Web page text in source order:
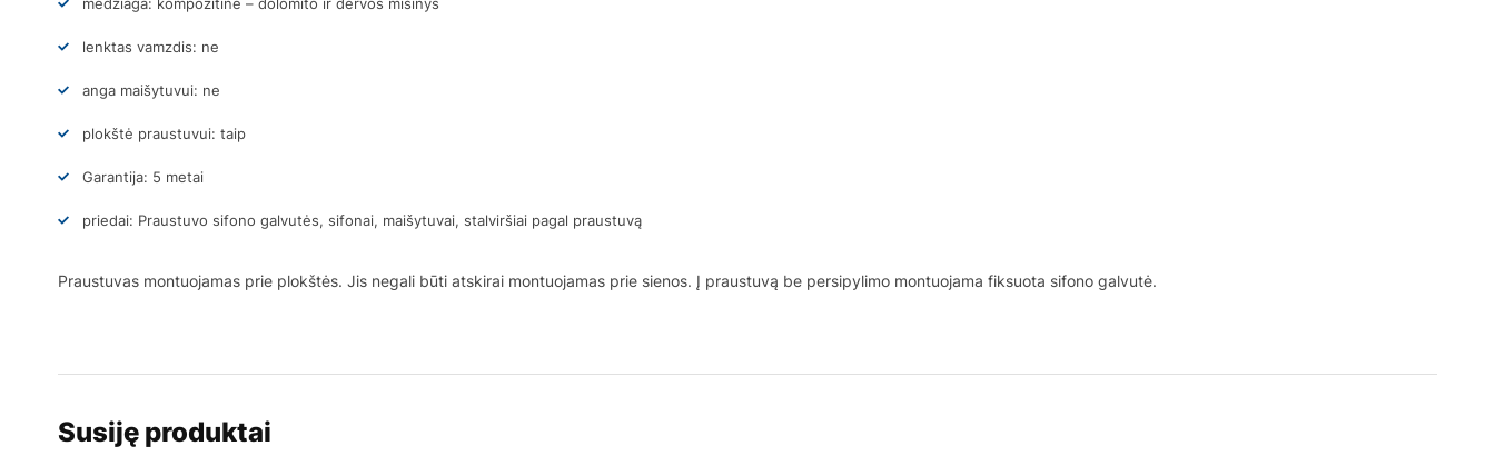
lenktas vamzdis: ne
anga maišytuvui: ne
plokštė praustuvui: taip
Garantija: 5 metai
priedai: Praustuvo sifono galvutės, sifonai, maišytuvai, stalviršiai pagal praustuvą
Praustuvas montuojamas prie plokštės. Jis negali būti atskirai montuojamas prie sienos. Į praustuvą be persipylimo montuojama fiksuota sifono galvutė.
Susiję produktai